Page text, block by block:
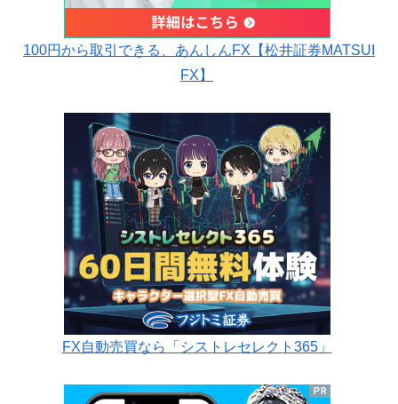
100円から取引できる、あんしんFX【松井証券MATSUI
FX】
FX自動売買なら「シストレセレクト365」